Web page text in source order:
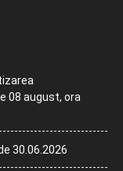
08 august, ora
30.06.2026